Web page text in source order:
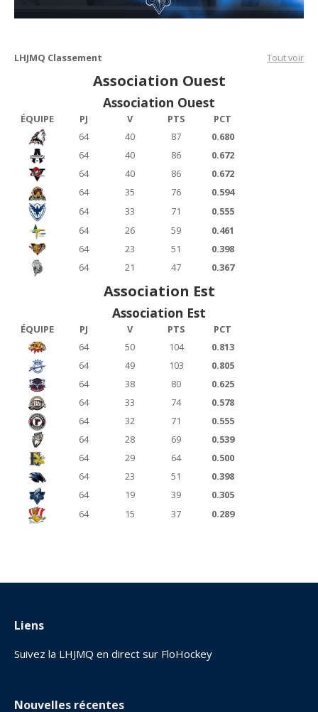
LHJMQ Classement Tout voir
Association Ouest
Association Ouest
ÉQUIPE PJ V PTS
PCT
64
40 87
0.680
64
40 86
0.672
64
40 86
0.672
64
35 76
0.594
64
33 71
0.555
64
26 59
0.461
64
23 51
0.398
64
21 47 0.367
Association Est
Association Est
ÉQUIPE PJ V PTS
PCT
64
50 104
0.813
64
49 103
0.805
64
38 80
0.625
64
33 74
0.578
64
32 71
0.555
64
28 69
0.539
64
29 64
0.500
64
23 51
0.398
64
19 39
0.305
64
15 37 0.289
Liens
Suivez la LHJMQ en direct sur FloHockey
Nouvelles récentes